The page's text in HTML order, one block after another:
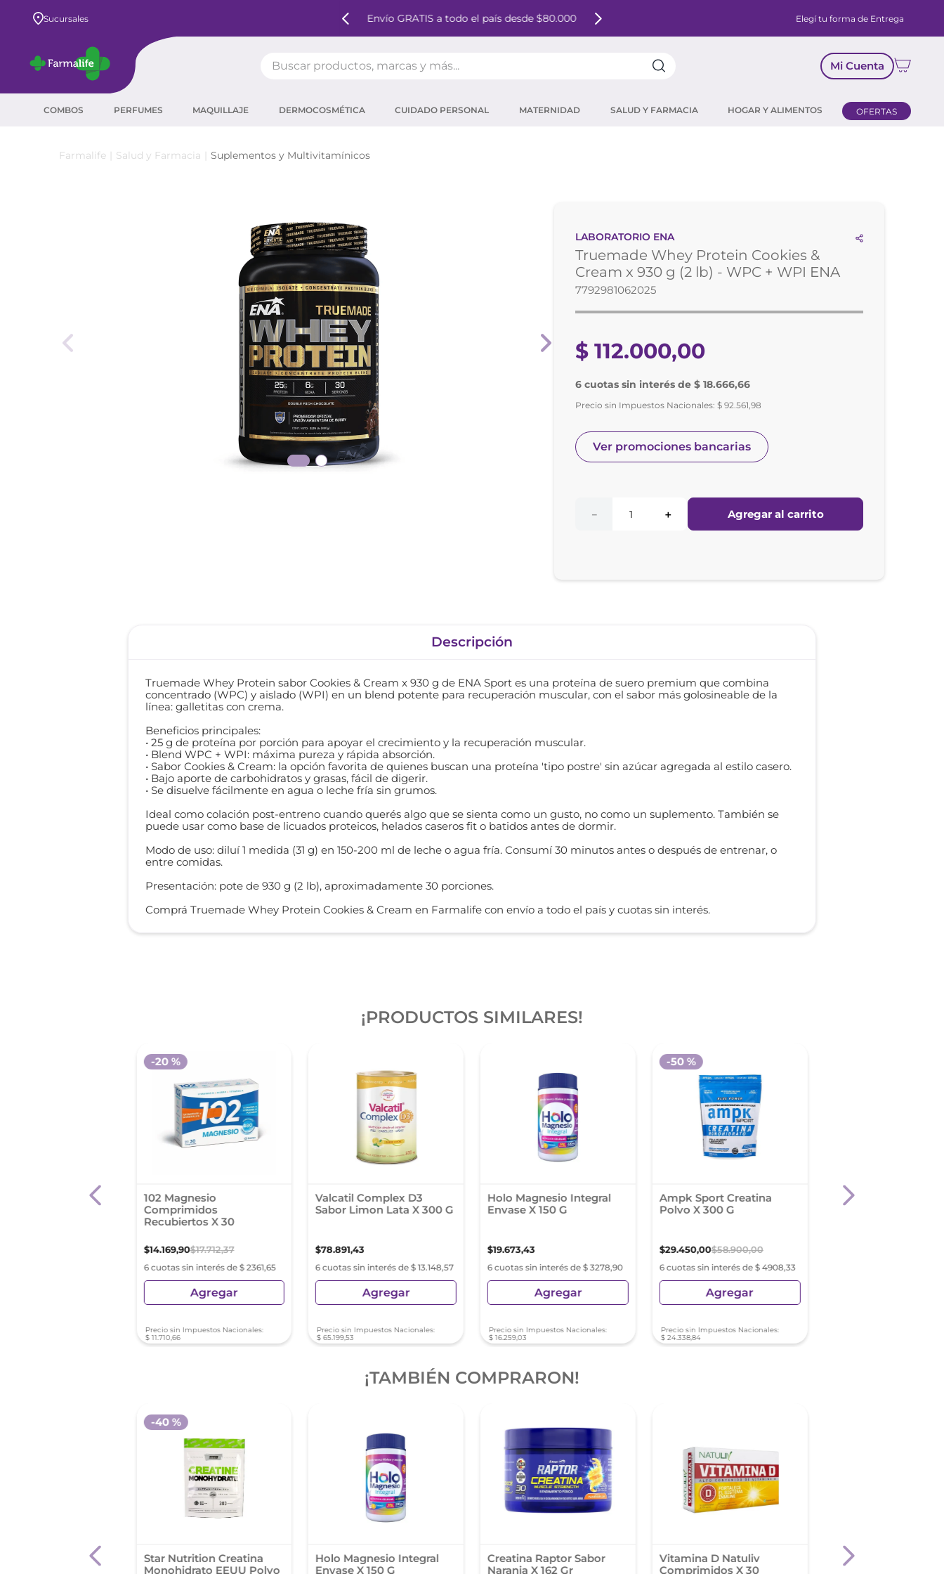
Sucursales Envío GRATIS a todo el país desde $80.000 Elegí tu forma de Entrega
Mi Cuenta
COMBOS PERFUMES MAQUILLAJE DERMOCOSMÉTICA CUIDADO PERSONAL MATERNIDAD SALUD Y FARMACIA HOGAR Y ALIMENTOS OFERTAS
Salud y Farmacia Suplementos y Multivitamínicos
LABORATORIO ENA
Truemade Whey Protein Cookies &
Cream x 930 g (2 lb) - WPC + WPI ENA
7792981062025
$ 112.000,00
6 cuotas sin interés de $ 18.666,66
Precio sin Impuestos Nacionales:$ 92.561,98
Ver promociones bancarias
＋
－ Agregar al carrito
Descripción
Truemade Whey Protein sabor Cookies & Cream x 930 g de ENA Sport es una proteína de suero premium que combina
concentrado (WPC) y aislado (WPI) en un blend potente para recuperación muscular, con el sabor más golosineable de la
línea: galletitas con crema.
Beneficios principales:
• 25 g de proteína por porción para apoyar el crecimiento y la recuperación muscular.
• Blend WPC + WPI: máxima pureza y rápida absorción.
• Sabor Cookies & Cream: la opción favorita de quienes buscan una proteína 'tipo postre' sin azúcar agregada al estilo casero.
• Bajo aporte de carbohidratos y grasas, fácil de digerir.
• Se disuelve fácilmente en agua o leche fría sin grumos.
Ideal como colación post-entreno cuando querés algo que se sienta como un gusto, no como un suplemento. También se
puede usar como base de licuados proteicos, helados caseros fit o batidos antes de dormir.
Modo de uso: diluí 1 medida (31 g) en 150-200 ml de leche o agua fría. Consumí 30 minutos antes o después de entrenar, o
entre comidas.
Presentación: pote de 930 g (2 lb), aproximadamente 30 porciones.
Comprá Truemade Whey Protein Cookies & Cream en Farmalife con envío a todo el país y cuotas sin interés.
¡PRODUCTOS SIMILARES!
Neutro Sob.X
102 Magnesio
Comprimidos
Recubiertos X 30
$14.169,90$17.712,37
6 cuotas sin interés de $ 2361,65
-20 %
Agregar
Precio sin Impuestos Nacionales:
$ 11.710,66
Valcatil Complex D3
Sabor Limon Lata X 300 G
$78.891,43
6 cuotas sin interés de $ 13.148,57
Agregar
Precio sin Impuestos Nacionales:
$ 65.199,53
Holo Magnesio Integral
Envase X 150 G
$19.673,43
6 cuotas sin interés de $ 3278,90
Agregar
Precio sin Impuestos Nacionales:
$ 16.259,03
Ampk Sport Creatina
Polvo X 300 G
$29.450,00$58.900,00
6 cuotas sin interés de $ 4908,33
-50 %
Agregar
Precio sin Impuestos Nacionales:
$ 24.338,84
Satial Total Con
Neutralasa X 60
¡TAMBIÉN COMPRARON!
Neutro Sob.X
Star Nutrition Creatina
Monohidrato EEUU Polvo
-40 %
Holo Magnesio Integral
Envase X 150 G
Creatina Raptor Sabor
Naranja X 162 Gr
Vitamina D Natuliv
Comprimidos X 30
Ena Reload Fruit
Envase X 220 G
proteina
agua micelar
corrector
mascara pestañas
retinol
tintura